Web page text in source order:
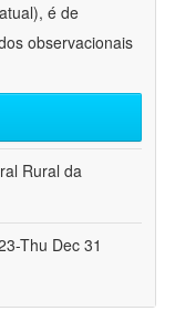
é de
observacionais
Rural da
Thu Dec 31